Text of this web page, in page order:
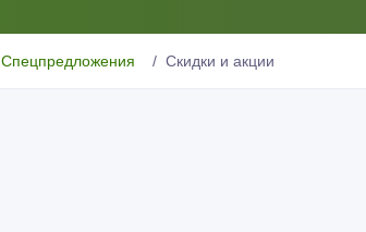
Спецпредложения Скидки и акции